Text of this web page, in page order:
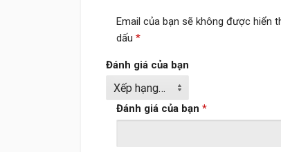
Email của bạn sẽ không được hiển
dấu *
Đánh giá của bạn
Đánh giá của bạn *